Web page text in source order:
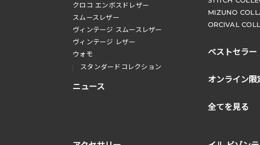
クロコ エンボスドレザー
スムースレザー
ヴィンテージ スムースレザー
ヴィンテージ レザー
ウォモ
スタンダードコレクション
ニュース
MIZUNO
ORCIVAL
ベストセラー
オンライン限
全てを見る